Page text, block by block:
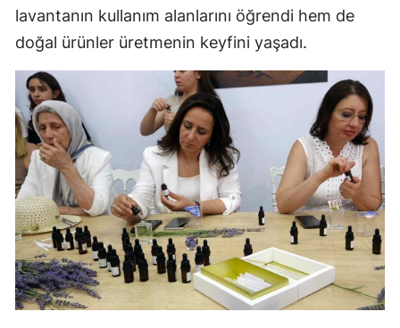
lavantanın kullanım alanlarını öğrendi hem de
doğal ürünler üretmenin keyfini yaşadı.